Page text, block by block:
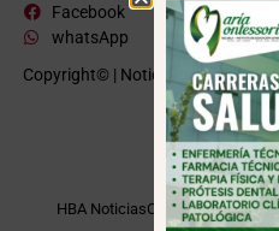
Facebook
whatsApp
Copyright© | NoticiasArequipa.pe |
derechos
VISITE
HBA NoticiasCusco Informa